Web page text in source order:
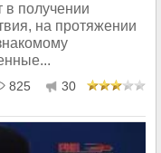
в получении
на протяжении
825 30